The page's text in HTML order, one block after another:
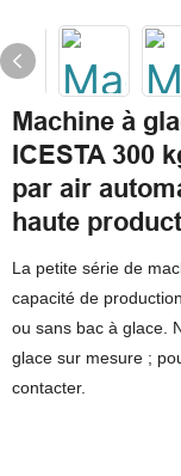
Machine à
ICESTA 300
par air
haute
La petite série de
capacité de
ou sans bac à glace.
glace sur mesure ;
contacter.